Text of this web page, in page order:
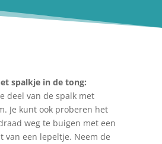
spalkje in de tong:
deel van de spalk met
Je kunt ook proberen het
weg te buigen met een
van een lepeltje. Neem de